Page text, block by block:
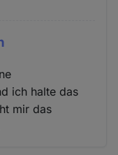
ich halte das
mir das